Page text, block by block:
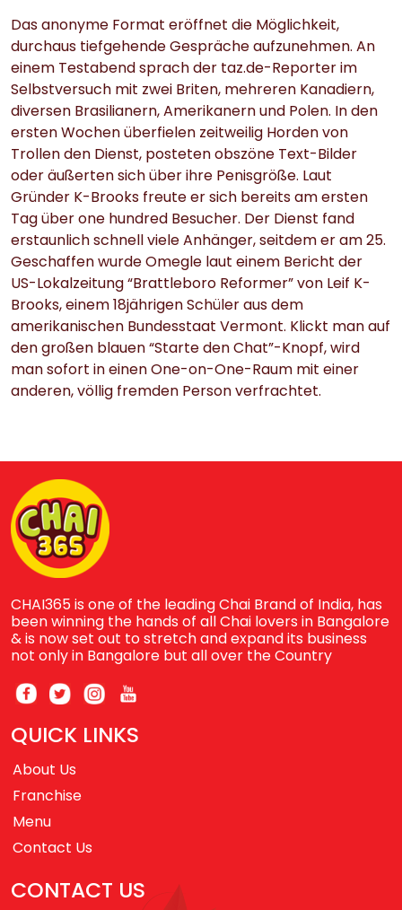
Das anonyme Format eröffnet die Möglichkeit,
durchaus tiefgehende Gespräche aufzunehmen. An
einem Testabend sprach der taz.de-Reporter im
Selbstversuch mit zwei Briten, mehreren Kanadiern,
diversen Brasilianern, Amerikanern und Polen. In den
ersten Wochen überfielen zeitweilig Horden von
Trollen den Dienst, posteten obszöne Text-Bilder
oder äußerten sich über ihre Penisgröße. Laut
Gründer K-Brooks freute er sich bereits am ersten
Tag über one hundred Besucher. Der Dienst fand
erstaunlich schnell viele Anhänger, seitdem er am 25.
Geschaffen wurde Omegle laut einem Bericht der
US-Lokalzeitung “Brattleboro Reformer” von Leif K-
Brooks, einem 18jährigen Schüler aus dem
amerikanischen Bundesstaat Vermont. Klickt man auf
den großen blauen “Starte den Chat”-Knopf, wird
man sofort in einen One-on-One-Raum mit einer
anderen, völlig fremden Person verfrachtet.
CHAI365 is one of the leading Chai Brand of India, has
been winning the hands of all Chai lovers in Bangalore
& is now set out to stretch and expand its business
not only in Bangalore but all over the Country
QUICK LINKS
About Us
Franchise
Menu
Contact Us
CONTACT US